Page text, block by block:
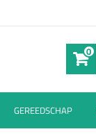
0
GEREEDSCHAP